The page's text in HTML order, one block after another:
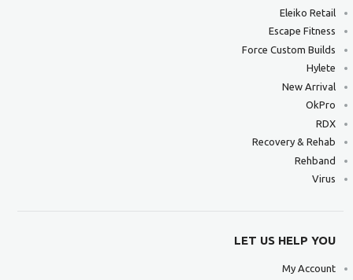
Eleiko Retail
Escape Fitness
Force Custom Builds
Hylete
New Arrival
OkPro
RDX
Recovery & Rehab
Rehband
Virus
LET US HELP YOU
My Account